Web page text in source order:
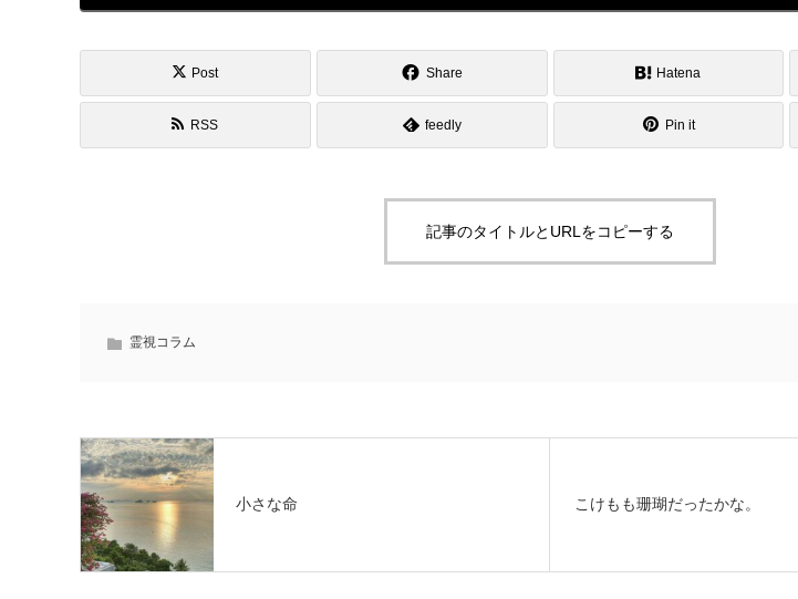
Post Share Hatena
RSS feedly Pin it
記事のタイトルとURLをコピーする
霊視コラム
小さな命 こけもも珊瑚だったかな。